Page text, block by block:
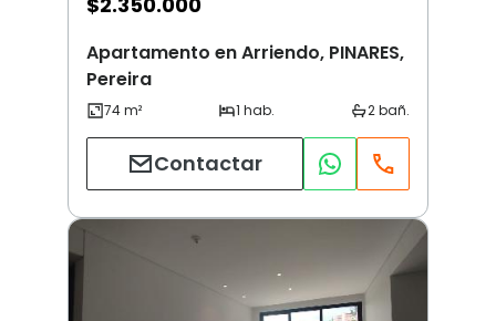
Apartamento en Arriendo, PINARES,
Pereira
Contactar